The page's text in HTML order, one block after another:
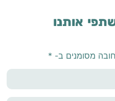
אותנו
מסומנים ב- *